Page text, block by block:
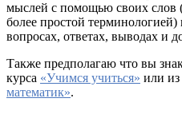
мыслей с помощью своих слов
более простой
вопросах, ответах, выводах и
Также предполагаю что вы
курса «Учимся учиться» или
математик».